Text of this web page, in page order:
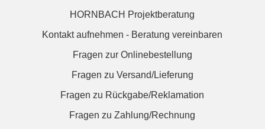
HORNBACH Projektberatung
Kontakt aufnehmen - Beratung vereinbaren
Fragen zur Onlinebestellung
Fragen zu Versand/Lieferung
Fragen zu Rückgabe/Reklamation
Fragen zu Zahlung/Rechnung